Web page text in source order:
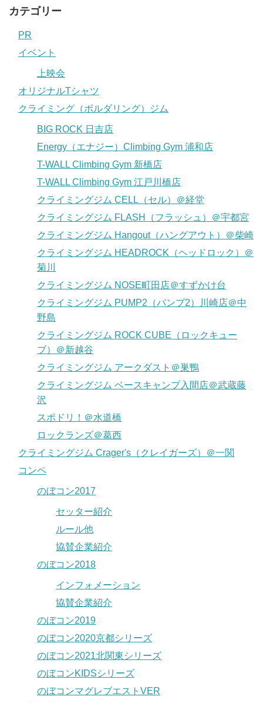
カテゴリー
PR
イベント
上映会
オリジナルTシャツ
クライミング（ボルダリング）ジム
BIG ROCK 日吉店
Energy（エナジー）Climbing Gym 浦和店
T-WALL Climbing Gym 新橋店
T-WALL Climbing Gym 江戸川橋店
クライミングジム CELL（セル）＠経堂
クライミングジム FLASH（フラッシュ）＠宇都宮
クライミングジム Hangout（ハングアウト）＠柴崎
クライミングジム HEADROCK（ヘッドロック）＠
菊川
クライミングジム NOSE町田店＠すずかけ台
クライミングジム PUMP2（パンプ2）川崎店＠中
野島
クライミングジム ROCK CUBE（ロックキュー
ブ）＠新越谷
クライミングジム アークダスト＠巣鴨
クライミングジム ベースキャンプ入間店＠武蔵藤
沢
スポドリ！＠水道橋
ロックランズ＠葛西
クライミングジム Crager's（クレイガーズ）＠一関
コンペ
のぼコン2017
セッター紹介
ルール他
協賛企業紹介
のぼコン2018
インフォメーション
協賛企業紹介
のぼコン2019
のぼコン2020京都シリーズ
のぼコン2021北関東シリーズ
のぼコンKIDSシリーズ
のぼコンマグレブエストVER